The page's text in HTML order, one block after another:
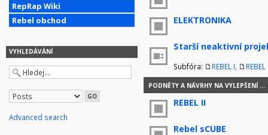
RepRap Wiki
Rebel obchod
VYHLEDÁVÁNÍ
Advanced search
ELEKTRONIKA
Starší neaktivní
Subfóra: REBEL I REBEL
PODNĚTY A NÁVRHY NA VYLEPŠENÍ ...
REBEL II
Rebel sCUBE